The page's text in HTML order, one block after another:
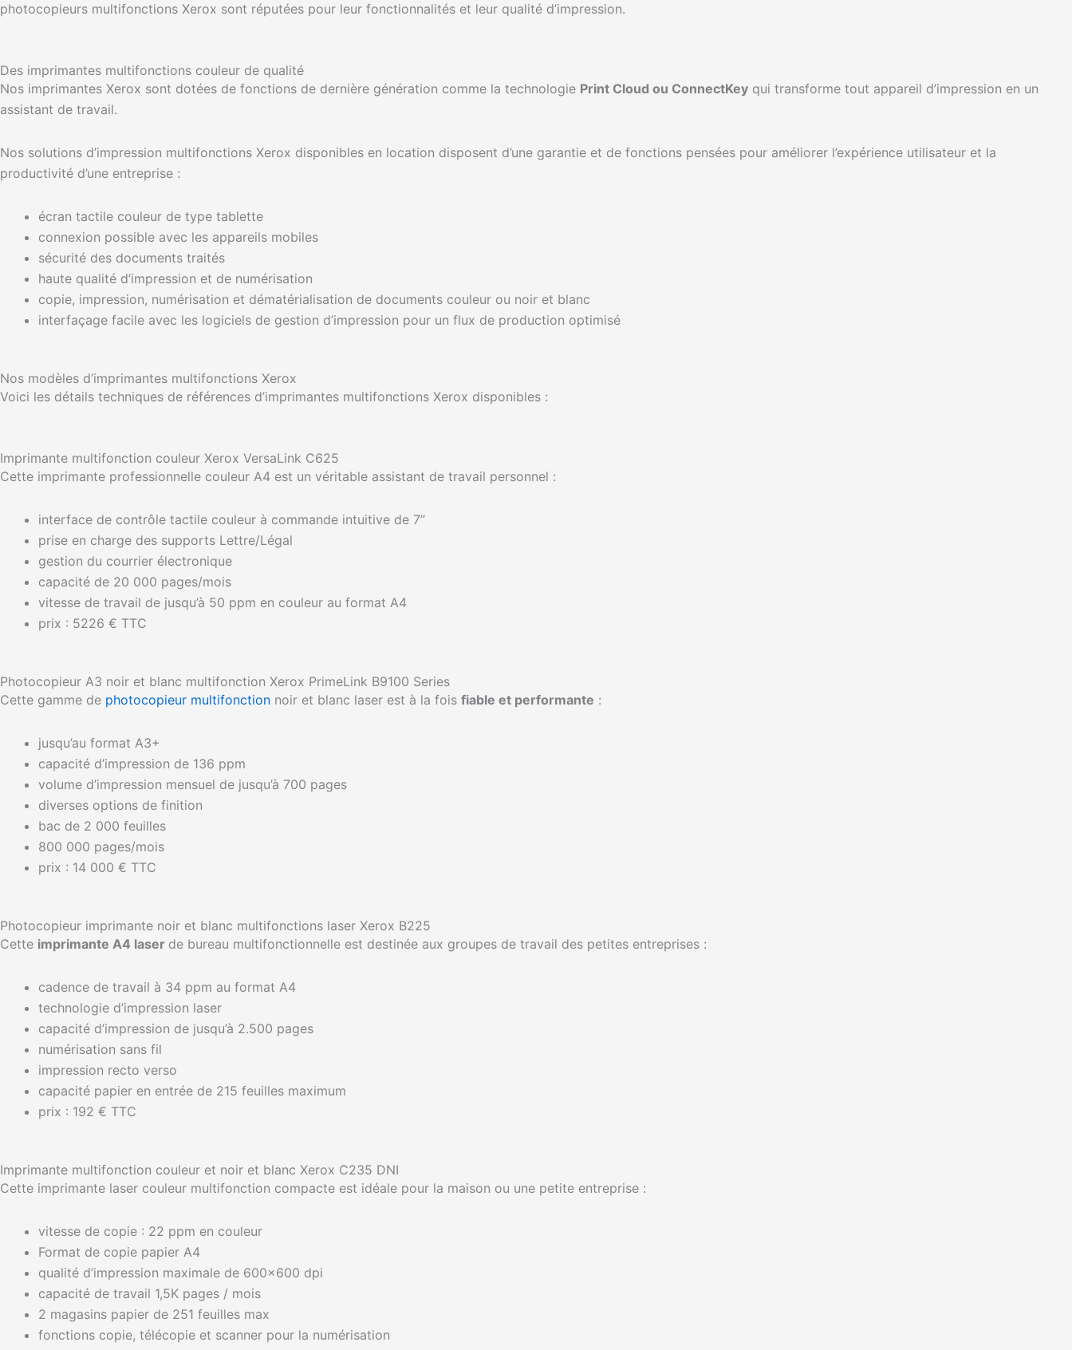
photocopieurs multifonctions Xerox sont réputées pour leur fonctionnalités et leur qualité d’impression.
Des imprimantes multifonctions couleur de qualité
Nos imprimantes Xerox sont dotées de fonctions de dernière génération comme la technologie Print Cloud ou ConnectKey qui transforme tout appareil d’impression en un
assistant de travail.
Nos solutions d’impression multifonctions Xerox disponibles en location disposent d’une garantie et de fonctions pensées pour améliorer l’expérience utilisateur et la
productivité d’une entreprise :
écran tactile couleur de type tablette
connexion possible avec les appareils mobiles
sécurité des documents traités
haute qualité d’impression et de numérisation
copie, impression, numérisation et dématérialisation de documents couleur ou noir et blanc
interfaçage facile avec les logiciels de gestion d’impression pour un flux de production optimisé
Nos modèles d’imprimantes multifonctions Xerox
Voici les détails techniques de références d’imprimantes multifonctions Xerox disponibles :
Imprimante multifonction couleur Xerox VersaLink C625
Cette imprimante professionnelle couleur A4 est un véritable assistant de travail personnel :
interface de contrôle tactile couleur à commande intuitive de 7’’
prise en charge des supports Lettre/Légal
gestion du courrier électronique
capacité de 20 000 pages/mois
vitesse de travail de jusqu’à 50 ppm en couleur au format A4
prix : 5226 € TTC
Photocopieur A3 noir et blanc multifonction Xerox PrimeLink B9100 Series
Cette gamme de photocopieur multifonction noir et blanc laser est à la fois fiable et performante :
jusqu’au format A3+
capacité d’impression de 136 ppm
volume d’impression mensuel de jusqu’à 700 pages
diverses options de finition
bac de 2 000 feuilles
800 000 pages/mois
prix : 14 000 € TTC
Photocopieur imprimante noir et blanc multifonctions laser Xerox B225
Cette imprimante A4 laser de bureau multifonctionnelle est destinée aux groupes de travail des petites entreprises :
cadence de travail à 34 ppm au format A4
technologie d’impression laser
capacité d’impression de jusqu’à 2.500 pages
numérisation sans fil
impression recto verso
capacité papier en entrée de 215 feuilles maximum
prix : 192 € TTC
Imprimante multifonction couleur et noir et blanc Xerox C235 DNI
Cette imprimante laser couleur multifonction compacte est idéale pour la maison ou une petite entreprise :
vitesse de copie : 22 ppm en couleur
Format de copie papier A4
qualité d’impression maximale de 600×600 dpi
capacité de travail 1,5K pages / mois
2 magasins papier de 251 feuilles max
fonctions copie, télécopie et scanner pour la numérisation